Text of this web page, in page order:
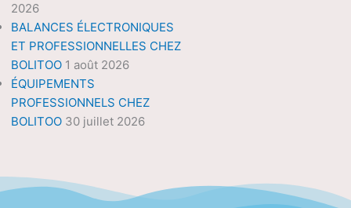
2026
BALANCES ÉLECTRONIQUES
ET PROFESSIONNELLES CHEZ
BOLITOO 1 août 2026
ÉQUIPEMENTS
PROFESSIONNELS CHEZ
BOLITOO 30 juillet 2026